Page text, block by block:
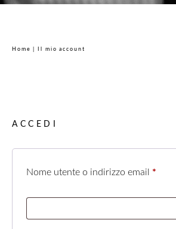
Home | Il mio account
ACCEDI
Nome utente o indirizzo email *